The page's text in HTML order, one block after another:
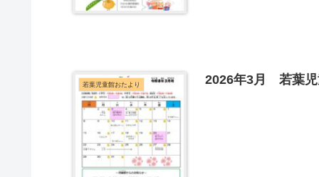
若葉児童館おたより 2026年3月 若葉児